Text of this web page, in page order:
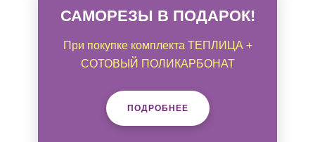
САМОРЕЗЫ В ПОДАРОК!
При покупке комплекта ТЕПЛИЦА +
СОТОВЫЙ ПОЛИКАРБОНАТ
ПОДРОБНЕЕ